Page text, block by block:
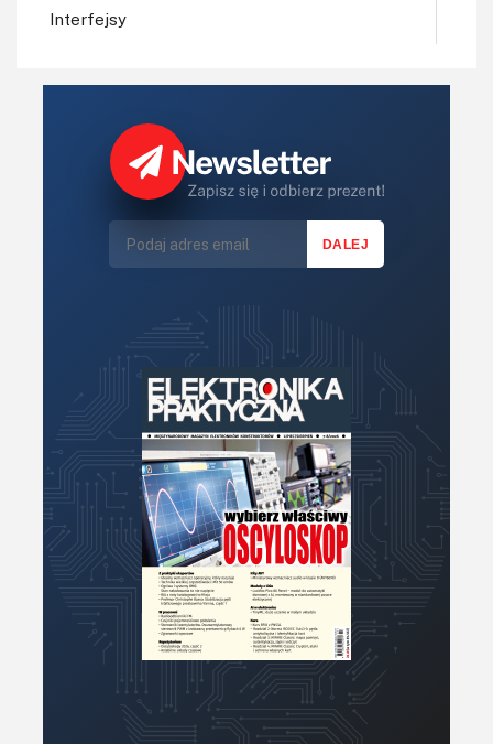
Interfejsy
Konkursy
LED/LCD/OLED
Mechatronika
Mikrokontrolery (MCV,μC)
Optoelektronika
Podstawy elektroniki
Podzespoły bierne
Półprzewodniki
Pomiary i testy
Projektowanie